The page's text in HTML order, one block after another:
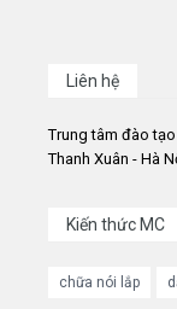
Liên hệ
Trung tâm đào
Thanh Xuân - Hà
Kiến thức MC
chữa nói lắp